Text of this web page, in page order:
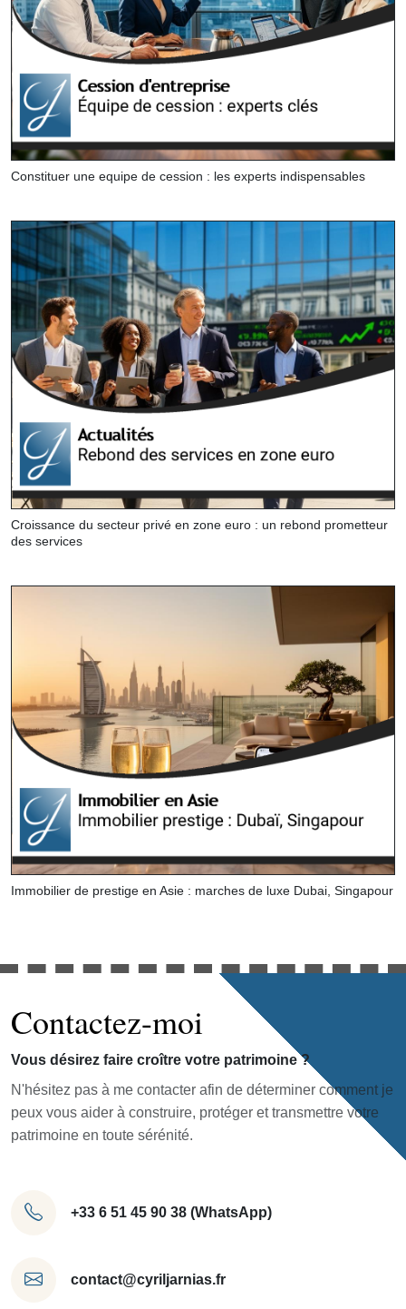
Constituer une equipe de cession : les experts indispensables
Croissance du secteur privé en zone euro : un rebond prometteur
des services
Immobilier de prestige en Asie : marches de luxe Dubai, Singapour
Contactez-moi
Vous désirez faire croître votre patrimoine ?
N'hésitez pas à me contacter afin de déterminer comment je
peux vous aider à construire, protéger et transmettre votre
patrimoine en toute sérénité.
+33 6 51 45 90 38 (WhatsApp)
contact@cyriljarnias.fr